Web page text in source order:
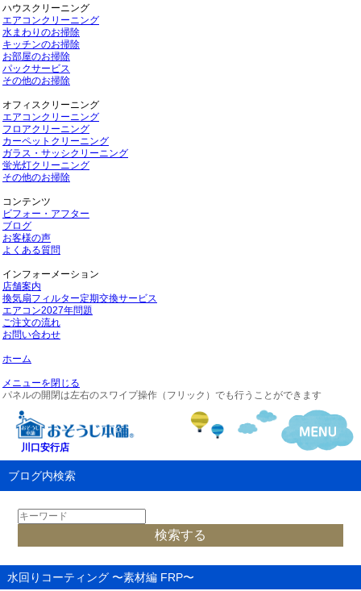
ハウスクリーニング
エアコンクリーニング
水まわりのお掃除
キッチンのお掃除
お部屋のお掃除
パックサービス
その他のお掃除
オフィスクリーニング
エアコンクリーニング
フロアクリーニング
カーペットクリーニング
ガラス・サッシクリーニング
蛍光灯クリーニング
その他のお掃除
コンテンツ
ビフォー・アフター
ブログ
お客様の声
よくある質問
インフォーメーション
店舗案内
換気扇フィルター定期交換サービス
エアコン2027年問題
ご注文の流れ
お問い合わせ
ホーム
メニューを閉じる
パネルの開閉は左右のスワイプ操作（フリック）でも行うことができます
川口安行店
ブログ内検索
水回りコーティング 〜素材編 FRP〜